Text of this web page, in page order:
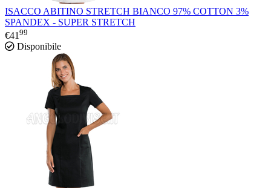
ISACCO ABITINO STRETCH BIANCO 97% COTTON 3%
SPANDEX - SUPER STRETCH
€41 99
Disponibile